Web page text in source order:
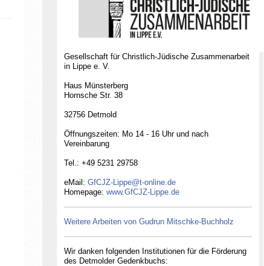
Gesellschaft für Christlich-Jüdische Zusammenarbeit
in Lippe e. V.
Haus Münsterberg
Hornsche Str. 38
32756 Detmold
Öffnungszeiten: Mo 14 - 16 Uhr und nach
Vereinbarung
Tel.: +49 5231 29758
eMail: GfCJZ-Lippe@t-online.de
Homepage: www.GfCJZ-Lippe.de
Weitere Arbeiten von Gudrun Mitschke-Buchholz
Wir danken folgenden Institutionen für die Förderung
des Detmolder Gedenkbuchs:
Zusammenarbeit in Lippe e.V.